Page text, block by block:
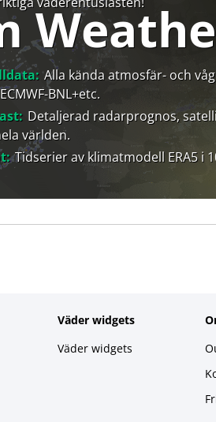
Alla kända atmosfär- och
BNL+etc.
Detaljerad radarprognos,
världen.
Tidserier av klimatmodell ERA5 i
Väder widgets
Väder widgets